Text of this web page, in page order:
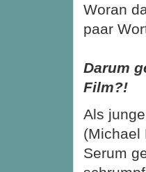
Woran
paar
Darum
Film?!
Als
(Michael
Serum